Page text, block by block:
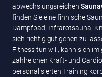
abwechslungsreichen
finden Sie eine finnische
Dampfbad, Infrarotsauna,
sich richtig gut gehen zu
Fitness tun will, kann sich im
zahlreichen Kraft- und
personalisierten Training